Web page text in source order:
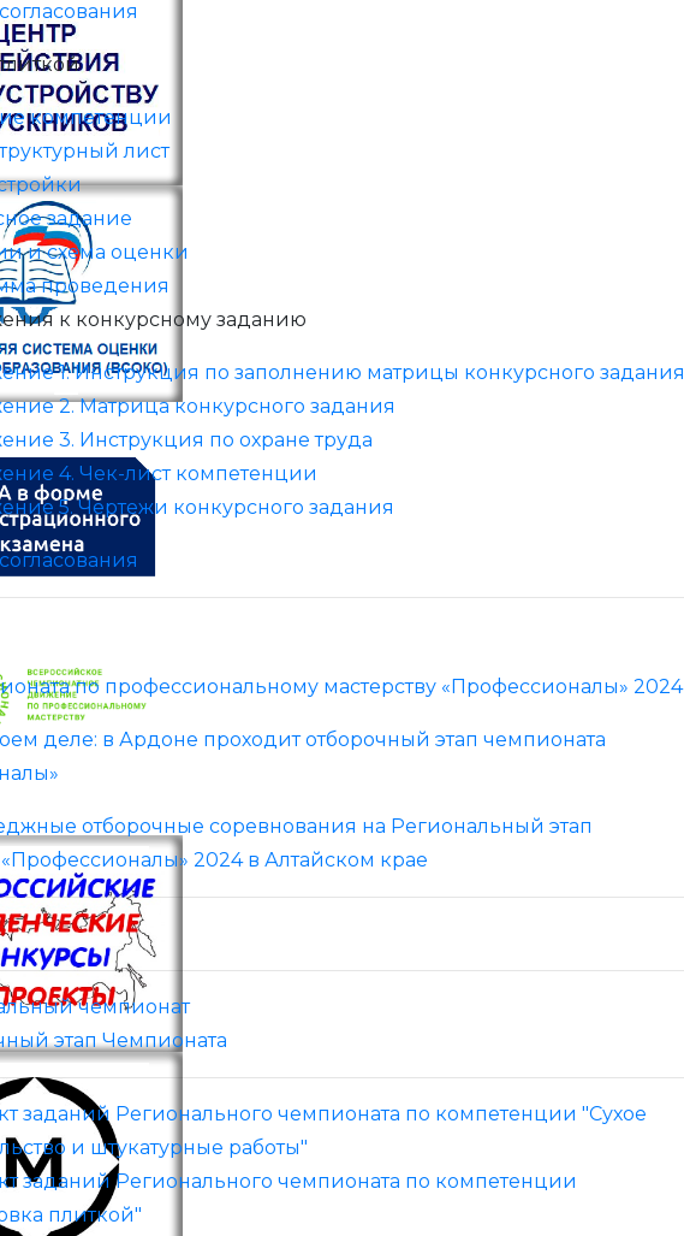
компетенции
лист
задание
и схема оценки
проведения
к конкурсному заданию
1. Инструкция по заполнению матрицы конкурсного задания
2. Матрица конкурсного задания
3. Инструкция по охране труда
4. Чек-лист компетенции
5. Чертежи конкурсного задания
по профессиональному мастерству «Профессионалы» 2024
деле: в Ардоне проходит отборочный этап чемпионата
отборочные соревнования на Региональный этап
2024 в Алтайском крае
чемпионат
этап Чемпионата
заданий Регионального чемпионата по компетенции "Сухое
и штукатурные работы"
заданий Регионального чемпионата по компетенции
плиткой"